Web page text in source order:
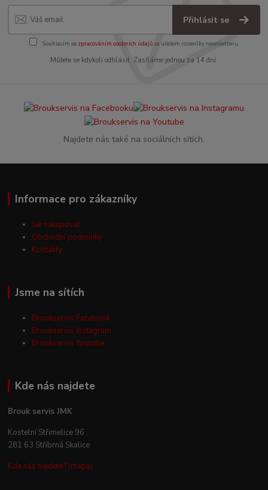
Přihlásit se
Souhlasím se zpracováním osobních údajůza účelem rozesílky newsletteru.
Můžete se kdykoli odhlásit. Zasíláme jednou za 14 dní.
Najdete nás také na sociálních sítích.
Informace pro zákazníky
Jak nakupovat
Obchodní podmínky
Kontakty
Jsme na sítích
Broukservis Facebook
Broukservis Instagram
Broukservis Youtube
Kde nás najdete
Brouk servis JMK
Kostelní Střimelice 96
281 63 Stříbrná Skalice
Kde nás najdete? (mapa)